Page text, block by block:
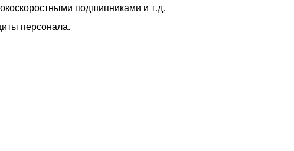
подшипниками и т.д.
персонала.